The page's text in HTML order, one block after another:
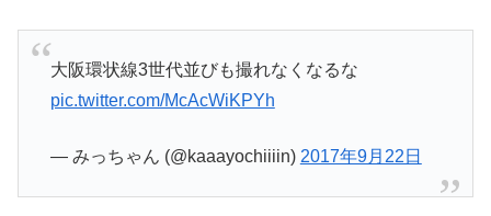
大阪環状線3世代並びも撮れなくなるな
pic.twitter.com/McAcWiKPYh
— みっちゃん (@kaaayochiiiin) 2017年9月22日